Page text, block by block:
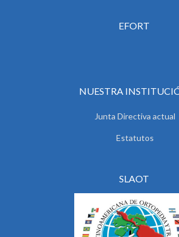
EFORT
NUESTRA
Junta Directiva actual
Estatutos
SLAOT